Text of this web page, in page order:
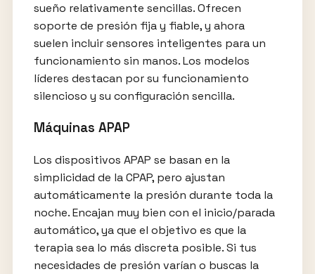
sueño relativamente sencillas. Ofrecen
soporte de presión fija y fiable, y ahora
suelen incluir sensores inteligentes para un
funcionamiento sin manos. Los modelos
líderes destacan por su funcionamiento
silencioso y su configuración sencilla.
Máquinas APAP
Los dispositivos APAP se basan en la
simplicidad de la CPAP, pero ajustan
automáticamente la presión durante toda la
noche. Encajan muy bien con el inicio/parada
automático, ya que el objetivo es que la
terapia sea lo más discreta posible. Si tus
necesidades de presión varían o buscas la